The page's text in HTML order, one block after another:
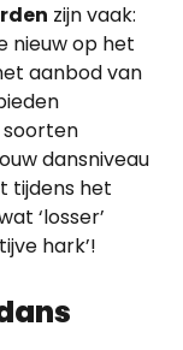
zijn vaak:
nieuw op het
aanbod van
soorten
dansniveau
tijdens het
‘losser’
hark’!